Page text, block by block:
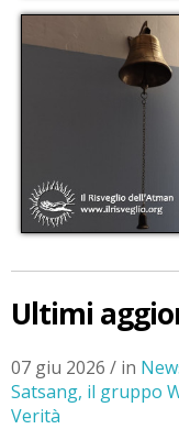
Ultimi
07 giu 2026 / in
Satsang, il gruppo
Verità